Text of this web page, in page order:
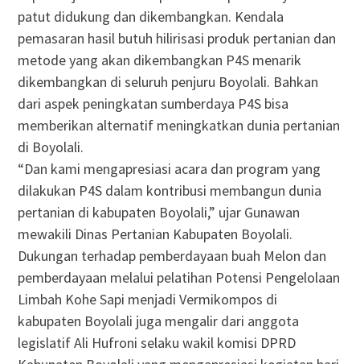
patut didukung dan dikembangkan. Kendala
pemasaran hasil butuh hilirisasi produk pertanian dan
metode yang akan dikembangkan P4S menarik
dikembangkan di seluruh penjuru Boyolali. Bahkan
dari aspek peningkatan sumberdaya P4S bisa
memberikan alternatif meningkatkan dunia pertanian
di Boyolali.
“Dan kami mengapresiasi acara dan program yang
dilakukan P4S dalam kontribusi membangun dunia
pertanian di kabupaten Boyolali,” ujar Gunawan
mewakili Dinas Pertanian Kabupaten Boyolali.
Dukungan terhadap pemberdayaan buah Melon dan
pemberdayaan melalui pelatihan Potensi Pengelolaan
Limbah Kohe Sapi menjadi Vermikompos di
kabupaten Boyolali juga mengalir dari anggota
legislatif Ali Hufroni selaku wakil komisi DPRD